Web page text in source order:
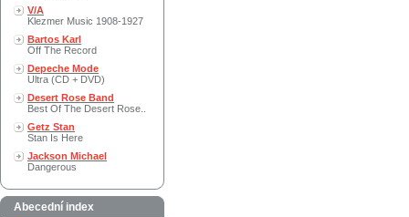
V/A
Klezmer Music 1908-1927
Bartos Karl
Off The Record
Depeche Mode
Ultra (CD + DVD)
Desert Rose Band
Best Of The Desert Rose..
Getz Stan
Stan Is Here
Jackson Michael
Dangerous
Abecední index